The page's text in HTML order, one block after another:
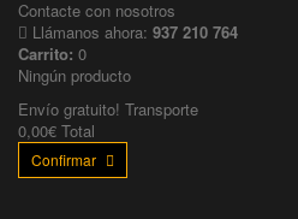
Contacte con nosotros
Llámanos ahora: 937 210 764
Carrito: 0
Ningún producto
Envío gratuito! Transporte
0,00€ Total
Confirmar